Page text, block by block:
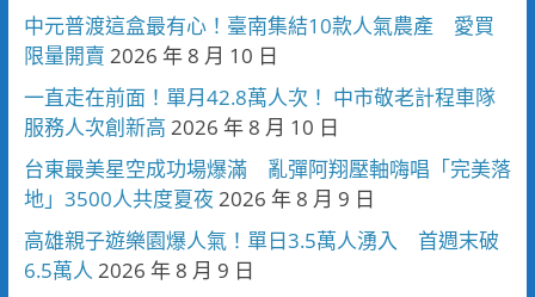
中元普渡這盒最有心！臺南集結10款人氣農產 愛買
限量開賣 2026 年 8 月 10 日
一直走在前面！單月42.8萬人次！ 中市敬老計程車隊
服務人次創新高 2026 年 8 月 10 日
台東最美星空成功場爆滿 亂彈阿翔壓軸嗨唱「完美落
地」3500人共度夏夜 2026 年 8 月 9 日
高雄親子遊樂園爆人氣！單日3.5萬人湧入 首週末破
6.5萬人 2026 年 8 月 9 日